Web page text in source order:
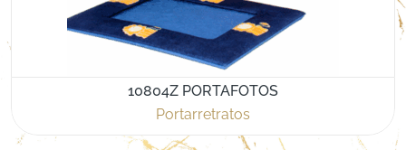
10804Z PORTAFOTOS
Portarretratos